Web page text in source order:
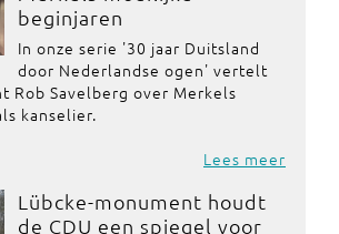
beginjaren
In onze serie '30 jaar Duitsland
door Nederlandse ogen' vertelt
Rob Savelberg over Merkels
kanselier.
Lees meer
Lübcke-monument houdt
de CDU een spiegel voor